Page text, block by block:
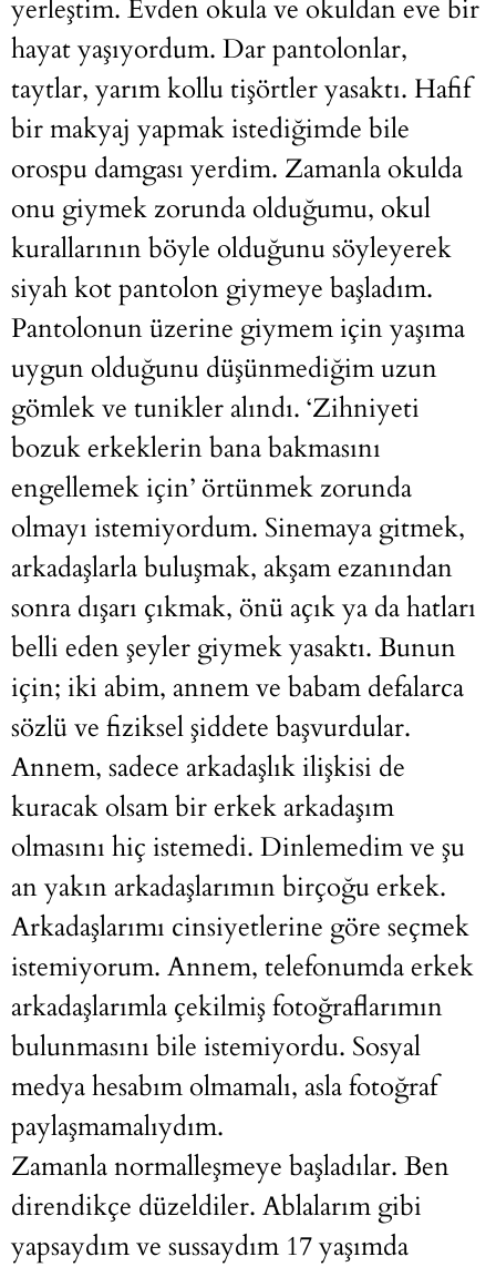
yerleştim. Evden okula ve okuldan eve bir
hayat yaşıyordum. Dar pantolonlar,
taytlar, yarım kollu tişörtler yasaktı. Hafif
bir makyaj yapmak istediğimde bile
orospu damgası yerdim. Zamanla okulda
onu giymek zorunda olduğumu, okul
kurallarının böyle olduğunu söyleyerek
siyah kot pantolon giymeye başladım.
Pantolonun üzerine giymem için yaşıma
uygun olduğunu düşünmediğim uzun
gömlek ve tunikler alındı. ‘Zihniyeti
bozuk erkeklerin bana bakmasını
engellemek için’ örtünmek zorunda
olmayı istemiyordum. Sinemaya gitmek,
arkadaşlarla buluşmak, akşam ezanından
sonra dışarı çıkmak, önü açık ya da hatları
belli eden şeyler giymek yasaktı. Bunun
için; iki abim, annem ve babam defalarca
sözlü ve fiziksel şiddete başvurdular.
Annem, sadece arkadaşlık ilişkisi de
kuracak olsam bir erkek arkadaşım
olmasını hiç istemedi. Dinlemedim ve şu
an yakın arkadaşlarımın birçoğu erkek.
Arkadaşlarımı cinsiyetlerine göre seçmek
istemiyorum. Annem, telefonumda erkek
arkadaşlarımla çekilmiş fotoğraflarımın
bulunmasını bile istemiyordu. Sosyal
medya hesabım olmamalı, asla fotoğraf
paylaşmamalıydım.
Zamanla normalleşmeye başladılar. Ben
direndikçe düzeldiler. Ablalarım gibi
yapsaydım ve sussaydım 17 yaşımda